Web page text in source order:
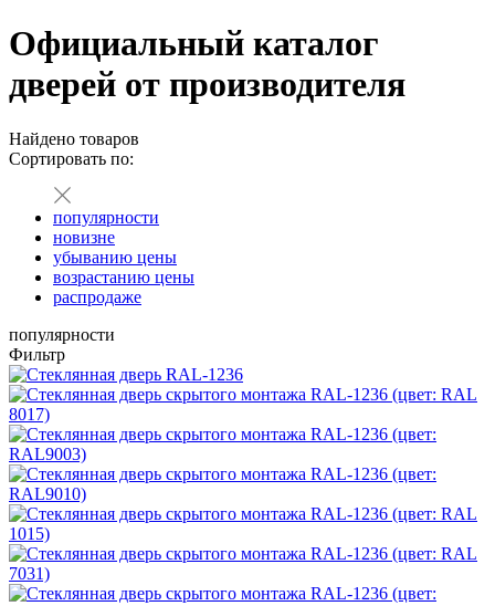
Официальный каталог
дверей от производителя
Найдено товаров
Сортировать по:
популярности
новизне
убыванию цены
возрастанию цены
распродаже
популярности
Фильтр